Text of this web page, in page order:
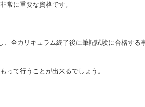
常に重要な資格です。
全カリキュラム終了後に筆記試験に合格する
って行うことが出来るでしょう。